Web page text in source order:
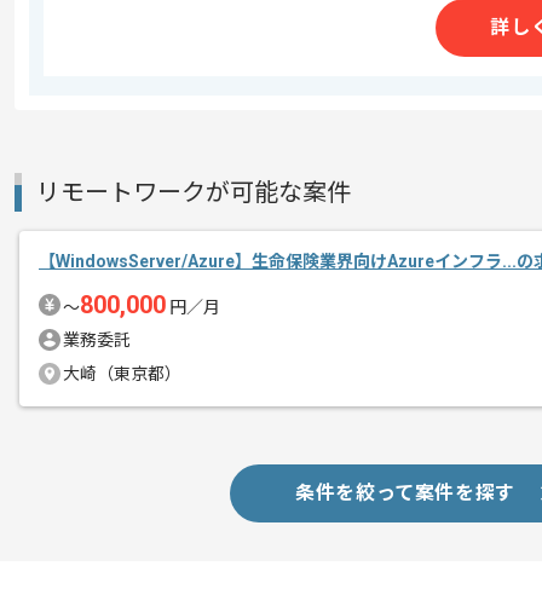
募集人数
エージェントからのコ
メント
複数案件を保有している企業ですので、
新しいアイディアや技術を積極的に導入
詳し
リモートワークが可能な案件
【WindowsServer/Azure】生命保険業界向けAzureインフラ...の
〜800,000 円／月
業務委託
大崎（東京都）
条件を絞って案件を探す